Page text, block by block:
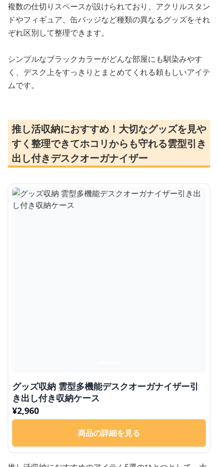
複数の仕切りスペースが設けられており、アクリルスタン
ドやフィギュア、缶バッジなど種類の異なるグッズをそれ
ぞれ区別して整理できます。
シンプルなブラックカラーがどんな部屋にも馴染みやす
く、デスク上をすっきりとまとめてくれる頼もしいアイテ
ムです。
推し活収納におすすめ！大切なグッズを見や
すく整理できてホコリからも守れる雲型引き
出し付きデスクオーガナイザー
グッズ収納 雲型多機能デスクオーガナイザー引
き出し付き収納ケース
¥2,960
商品の詳細を見る